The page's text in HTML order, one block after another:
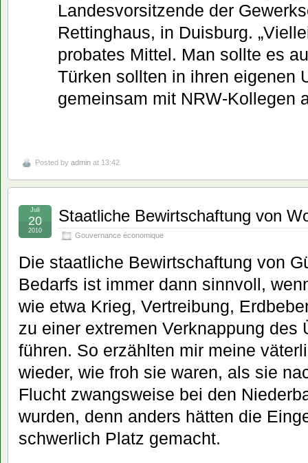
Landesvorsitzende der
Rettinghaus, in Duisburg.
probates Mittel. Man sollte es
Türken sollten in ihren eigenen
gemeinsam mit NRW-Kollegen
Posted by admin at 13:42
Staatliche Bewirtschaftung von
Gouvernance économique
Juli
20
2010
Die staatliche Bewirtschaftung von
Bedarfs ist immer dann sinnvoll,
wie etwa Krieg, Vertreibung,
zu einer extremen Verknappung des
führen. So erzählten mir meine
wieder, wie froh sie waren, als sie
Flucht zwangsweise bei den
wurden, denn anders hätten die
schwerlich Platz gemacht.